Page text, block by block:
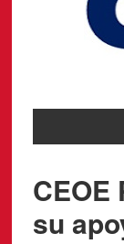
CEOE
su